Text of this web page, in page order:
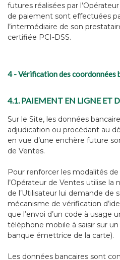
futures réalisées par
de paiement sont effectuées
l’intermédiaire de son
certifiée PCI-DSS.
4 - Vérification des coordonnées
4.1. PAIEMENT EN LIGNE ET
Sur le Site, les données
adjudication ou procédant au
en vue d’une enchère future
de Ventes.
Pour renforcer les modalités
l’Opérateur de Ventes utilise la
de l’Utilisateur lui demande de
mécanisme de vérification
que l’envoi d’un code à usage
téléphone mobile à saisir sur
banque émettrice de la carte).
Les données bancaires sont